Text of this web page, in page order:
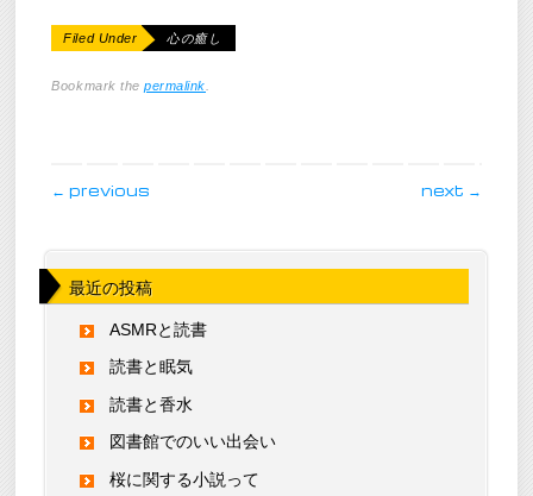
Filed Under 心の癒し
Bookmark thepermalink.
post navigation
← previous next →
最近の投稿
ASMRと読書
読書と眠気
読書と香水
図書館でのいい出会い
桜に関する小説って